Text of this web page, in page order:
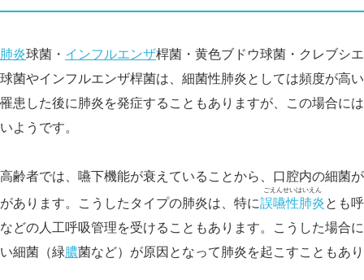
肺炎球菌・ インフルエンザ桿菌・黄色ブドウ球菌・クレブシ
球菌やインフルエンザ桿菌は、細菌性肺炎としては頻度が高
罹患した後に肺炎を発症することもありますが、この場合に
いようです。
高齢者では、嚥下機能が衰えていることから、口腔内の細菌
があります。こうしたタイプの肺炎は、特に誤嚥性肺炎
ごえんせいはいえん
とも
などの人工呼吸管理を受けることもあります。こうした場合
い細菌（緑膿菌など）が原因となって肺炎を起こすこともあ